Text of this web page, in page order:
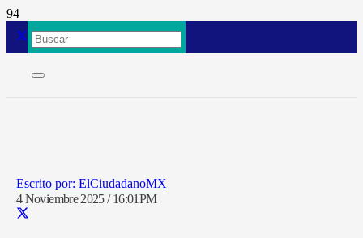
ElCiudadanoMX
4 Noviembre 2025 / 16:01PM